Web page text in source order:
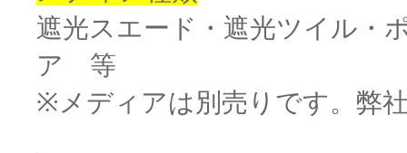
遮光スエード・遮光ツイル・
ア 等
※メディアは別売りです。弊